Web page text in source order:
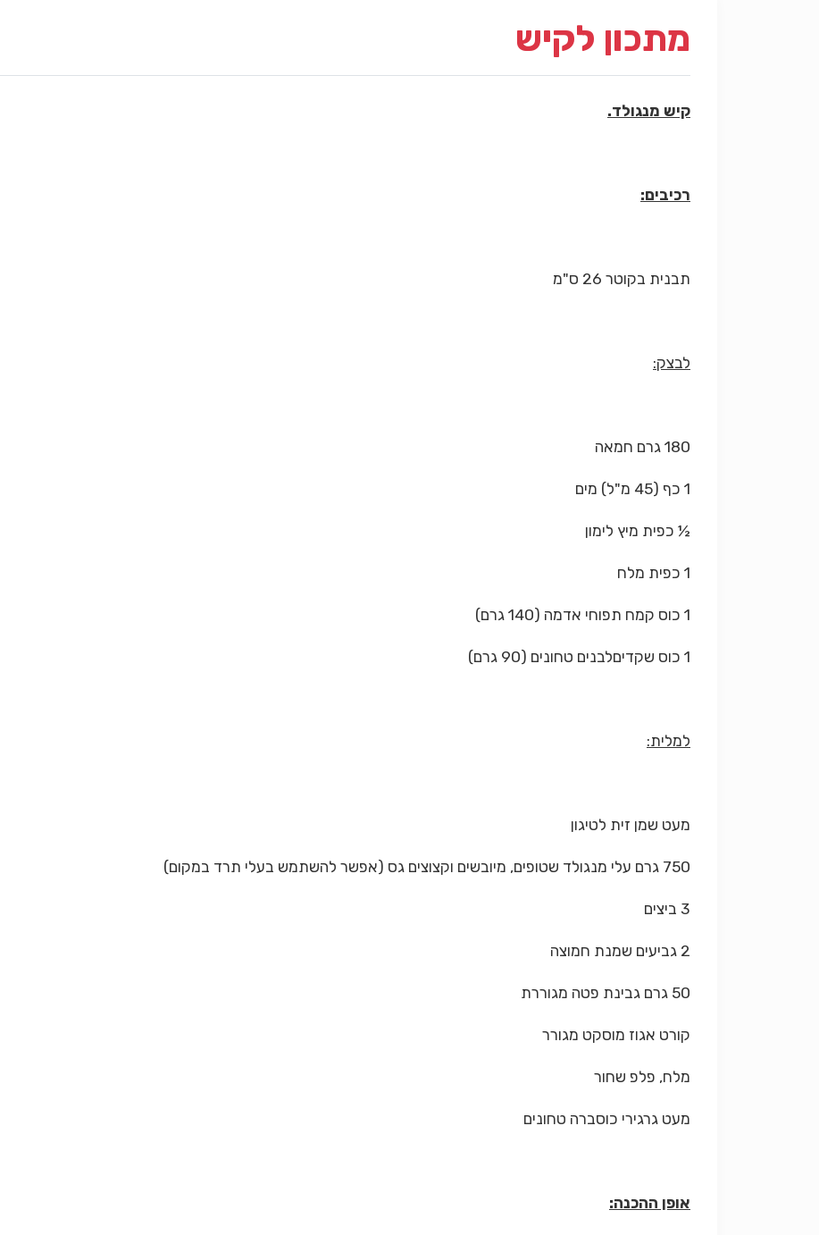
מתכון לקיש
קיש מנגולד.
רכיבים:
תבנית בקוטר 26 ס"מ
לבצק:
180 גרם חמאה
1 כף (45 מ"ל) מים
½ כפית מיץ לימון
1 כפית מלח
1 כוס קמח תפוחי אדמה (140 גרם)
1 כוס שקדיםלבנים טחונים (90 גרם)
למלית:
מעט שמן זית לטיגון
750 גרם עלי מנגולד שטופים, מיובשים וקצוצים גס (אפשר להשתמש בעלי תרד במקום)
3 ביצים
2 גביעים שמנת חמוצה
50 גרם גבינת פטה מגוררת
קורט אגוז מוסקט מגורר
מלח, פלפ שחור
מעט גרגירי כוסברה טחונים
אופן ההכנה: